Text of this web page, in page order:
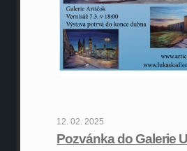
12. 02. 2025
Pozvánka do Galerie